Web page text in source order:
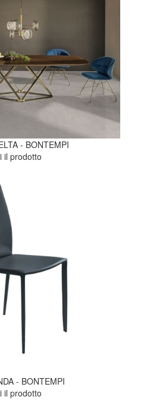
- BONTEMPI
il prodotto
- BONTEMPI
il prodotto